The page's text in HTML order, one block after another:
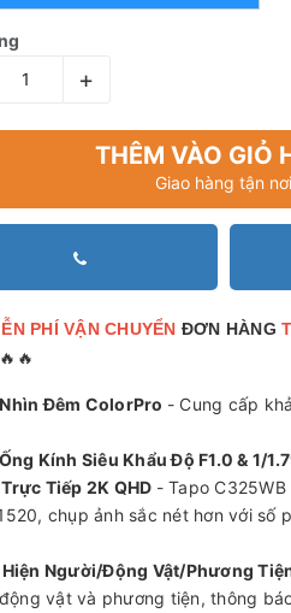
+
THÊM VÀO GIỎ
Giao hàng tận nơi
PHÍ VẬN CHUYỂN ĐƠN HÀNG
🔥🔥
Đêm ColorPro - Cung cấp
Kính Siêu Khẩu Độ F1.0 & 1/
Tiếp 2K QHD - Tapo
chụp ảnh sắc nét hơn với số
Người/Động Vật/Phương
vật và phương tiện, thông